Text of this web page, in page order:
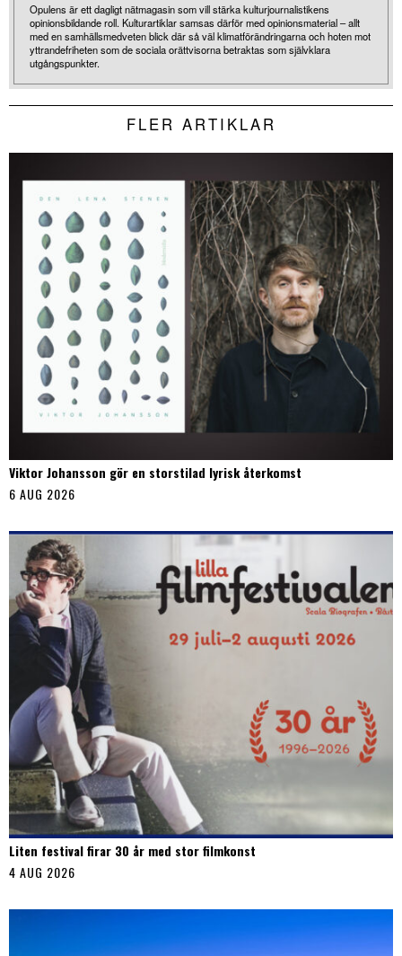
Opulens är ett dagligt nätmagasin som vill stärka kulturjournalistikens
opinionsbildande roll. Kulturartiklar samsas därför med opinionsmaterial – allt
med en samhällsmedveten blick där så väl klimatförändringarna och hoten mot
yttrandefriheten som de sociala orättvisorna betraktas som självklara
utgångspunkter.
FLER ARTIKLAR
Viktor Johansson gör en storstilad lyrisk återkomst
6 AUG 2026
Liten festival firar 30 år med stor filmkonst
4 AUG 2026